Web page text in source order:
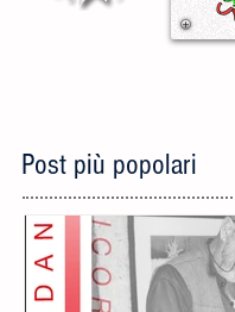
Post più popolari